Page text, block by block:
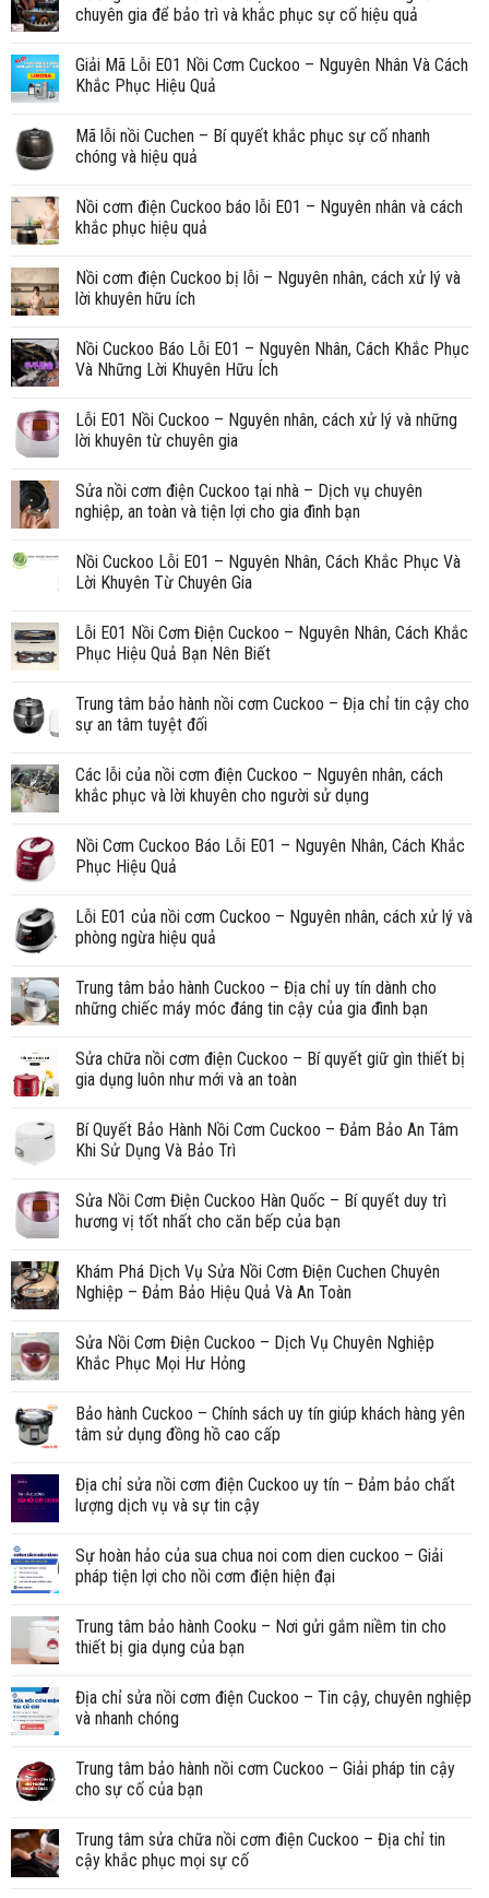
chuyên gia để bảo trì và khắc phục sự cố hiệu quả
Giải Mã Lỗi E01 Nồi Cơm Cuckoo – Nguyên Nhân Và Cách
Khắc Phục Hiệu Quả
Mã lỗi nồi Cuchen – Bí quyết khắc phục sự cố nhanh
chóng và hiệu quả
Nồi cơm điện Cuckoo báo lỗi E01 – Nguyên nhân và cách
khắc phục hiệu quả
Nồi cơm điện Cuckoo bị lỗi – Nguyên nhân, cách xử lý và
lời khuyên hữu ích
Nồi Cuckoo Báo Lỗi E01 – Nguyên Nhân, Cách Khắc Phục
Và Những Lời Khuyên Hữu Ích
Lỗi E01 Nồi Cuckoo – Nguyên nhân, cách xử lý và những
lời khuyên từ chuyên gia
Sửa nồi cơm điện Cuckoo tại nhà – Dịch vụ chuyên
nghiệp, an toàn và tiện lợi cho gia đình bạn
Nồi Cuckoo Lỗi E01 – Nguyên Nhân, Cách Khắc Phục Và
Lời Khuyên Từ Chuyên Gia
Lỗi E01 Nồi Cơm Điện Cuckoo – Nguyên Nhân, Cách Khắc
Phục Hiệu Quả Bạn Nên Biết
Trung tâm bảo hành nồi cơm Cuckoo – Địa chỉ tin cậy cho
sự an tâm tuyệt đối
Các lỗi của nồi cơm điện Cuckoo – Nguyên nhân, cách
khắc phục và lời khuyên cho người sử dụng
Nồi Cơm Cuckoo Báo Lỗi E01 – Nguyên Nhân, Cách Khắc
Phục Hiệu Quả
Lỗi E01 của nồi cơm Cuckoo – Nguyên nhân, cách xử lý và
phòng ngừa hiệu quả
Trung tâm bảo hành Cuckoo – Địa chỉ uy tín dành cho
những chiếc máy móc đáng tin cậy của gia đình bạn
Sửa chữa nồi cơm điện Cuckoo – Bí quyết giữ gìn thiết bị
gia dụng luôn như mới và an toàn
Bí Quyết Bảo Hành Nồi Cơm Cuckoo – Đảm Bảo An Tâm
Khi Sử Dụng Và Bảo Trì
Sửa Nồi Cơm Điện Cuckoo Hàn Quốc – Bí quyết duy trì
hương vị tốt nhất cho căn bếp của bạn
Khám Phá Dịch Vụ Sửa Nồi Cơm Điện Cuchen Chuyên
Nghiệp – Đảm Bảo Hiệu Quả Và An Toàn
Sửa Nồi Cơm Điện Cuckoo – Dịch Vụ Chuyên Nghiệp
Khắc Phục Mọi Hư Hỏng
Bảo hành Cuckoo – Chính sách uy tín giúp khách hàng yên
tâm sử dụng đồng hồ cao cấp
Địa chỉ sửa nồi cơm điện Cuckoo uy tín – Đảm bảo chất
lượng dịch vụ và sự tin cậy
Sự hoàn hảo của sua chua noi com dien cuckoo – Giải
pháp tiện lợi cho nồi cơm điện hiện đại
Trung tâm bảo hành Cooku – Nơi gửi gắm niềm tin cho
thiết bị gia dụng của bạn
Địa chỉ sửa nồi cơm điện Cuckoo – Tin cậy, chuyên nghiệp
và nhanh chóng
Trung tâm bảo hành nồi cơm Cuckoo – Giải pháp tin cậy
cho sự cố của bạn
Trung tâm sửa chữa nồi cơm điện Cuckoo – Địa chỉ tin
cậy khắc phục mọi sự cố